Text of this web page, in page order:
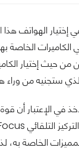
الهواتف
الخاصة
ستجنيه من
في الإعتبار
الخاصة به،